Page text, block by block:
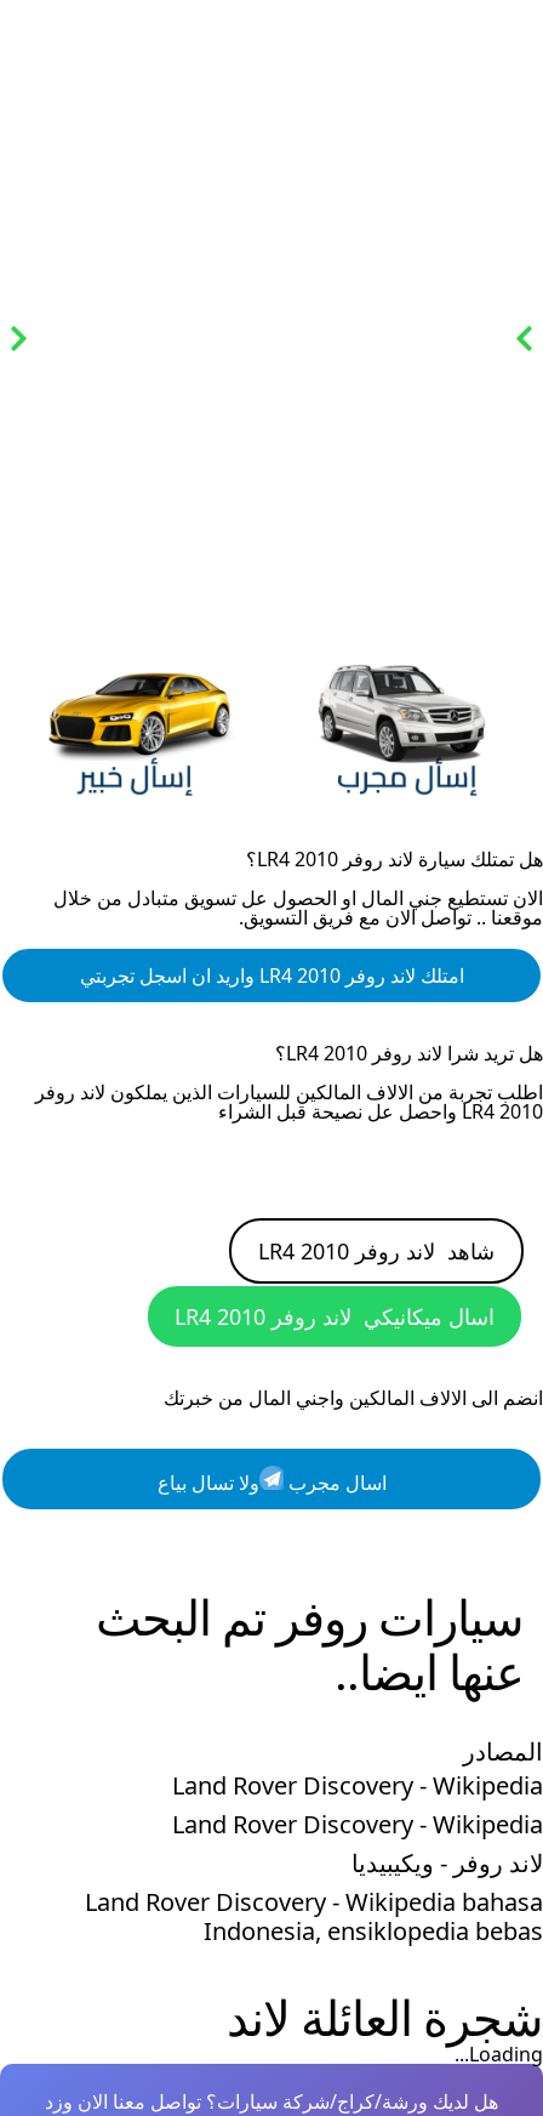
هل تمتلك سيارة لاند روفر LR4 2010
؟
الان تستطيع جني المال او الحصول عل تسويق متبادل من خلال
موقعنا .. تواصل الان مع فريق التسويق.
امتلك لاند روفر LR4 2010 واريد ان اسجل تجربتي
هل تريد شرا لاند روفر LR4 2010
؟
اطلب تجربة من الالاف المالكين للسيارات الذين يملكون لاند روفر
LR4 2010 واحصل عل نصيحة قبل الشراء
شاهد لاند روفر LR4 2010
اسال ميكانيكي لاند روفر LR4 2010
انضم الى الالاف المالكين واجني المال من خبرتك
اسال مجرب ولا تسال بياع
سيارات روفر تم البحث
عنها ايضا..
المصادر
Land Rover Discovery - Wikipedia
Land Rover Discovery - Wikipedia
لاند روفر - ويكيبيديا
Land Rover Discovery - Wikipedia bahasa
Indonesia, ensiklopedia bebas
شجرة العائلة لاند
Loading...
هل لديك ورشة/كراج/شركة سيارات؟ تواصل معنا الان وزد